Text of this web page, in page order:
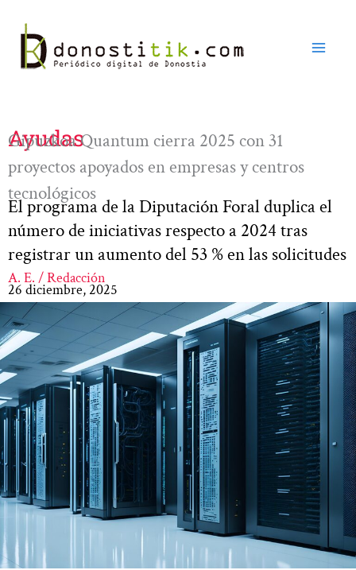
contenido
Ayudas
Gipuzkoa Quantum cierra 2025 con 31
proyectos apoyados en empresas y centros
tecnológicos
El programa de la Diputación Foral duplica el
número de iniciativas respecto a 2024 tras
registrar un aumento del 53 % en las solicitudes
A. E. / Redacción
26 diciembre, 2025